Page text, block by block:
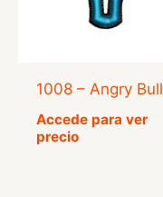
1008 – Angry Bull
Accede para ver
precio